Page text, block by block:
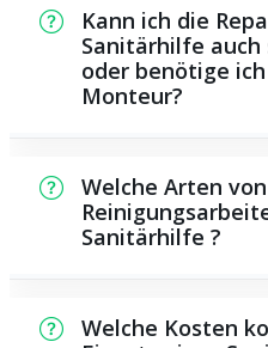
kurzen Zeitraum bei
hängt aber auch
dem Zeitpunkt ab
Verkehrslage und
Kann ich die Reparatur einer
Sanitärhilfe
oder benötige ich in jedem Fall einen
Monteur?
Wartungsarbeiten,
durchführen
Verwenden von
von speziellem
Welche Arten
Sanitärhilfe ?
große Anzahl von
Welche Kosten